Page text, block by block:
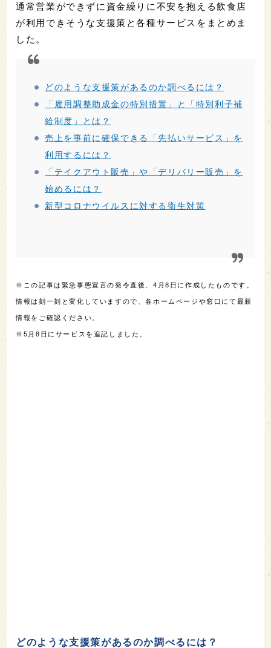
通常営業ができずに資金繰りに不安を抱える飲食店
が利用できそうな支援策と各種サービスをまとめま
した。
どのような支援策があるのか調べるには？
「雇用調整助成金の特別措置」と「特別利子補
給制度」とは？
売上を事前に確保できる「先払いサービス」を
利用するには？
「テイクアウト販売」や「デリバリー販売」を
始めるには？
新型コロナウイルスに対する衛生対策
※この記事は緊急事態宣言の発令直後、4月8日に作成したものです。
情報は刻一刻と変化していますので、各ホームページや窓口にて最新
情報をご確認ください。
※5月8日にサービスを追記しました。
どのような支援策があるのか調べるには？